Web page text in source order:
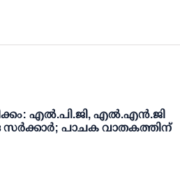
എല്‍.പി.ജി, എല്‍.എന്‍.ജി
സര്‍ക്കാര്‍; പാചക വാതകത്തിന്